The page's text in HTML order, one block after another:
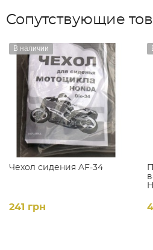
Сопутствующие
Чехол сидения AF-34
В наличии
241 грн